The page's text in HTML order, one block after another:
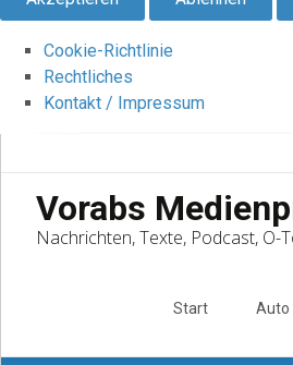
Cookie-Richtlinie
Rechtliches
Kontakt / Impressum
Vorabs
Nachrichten, Texte, Podcast, O-
Start Auto